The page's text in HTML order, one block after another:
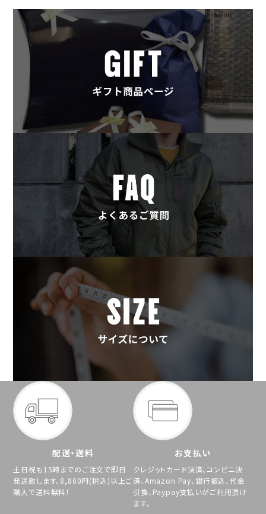
配送・送料
土日祝も15時までのご注文で即日
発送致します。8,800円(税込)以上ご
購入で送料無料！
お支払い
クレジットカード決済、コンビニ決
済、Amazon Pay、銀行振込、代金
引換、Paypay支払いがご利用頂け
ます。